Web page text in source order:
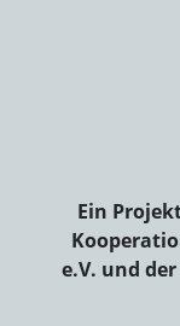
Ein
e.V. und